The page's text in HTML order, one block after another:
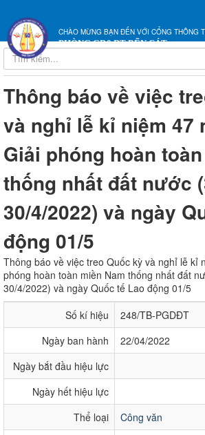
CHÀO MỪNG BẠN ĐẾN VỚI CỔNG THÔNG
PHÒNG GD&ĐT BẾN CÁT
Thông báo về việc
và nghỉ lễ kỉ niệm 47
Giải phóng hoàn
thống nhất đất nước
30/4/2022) và ngày
động 01/5
Thông báo về việc treo Quốc kỳ và nghỉ lễ kỉ
phóng hoàn toàn miền Nam thống nhất đất
30/4/2022) và ngày Quốc tế Lao động 01/5
Số kí hiệu
248/TB-PGDĐT
Ngày ban hành
22/04/2022
Ngày bắt đầu hiệu lực
Ngày hết hiệu lực
Thể loại
Công văn